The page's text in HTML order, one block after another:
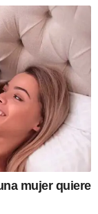
mujer quiere